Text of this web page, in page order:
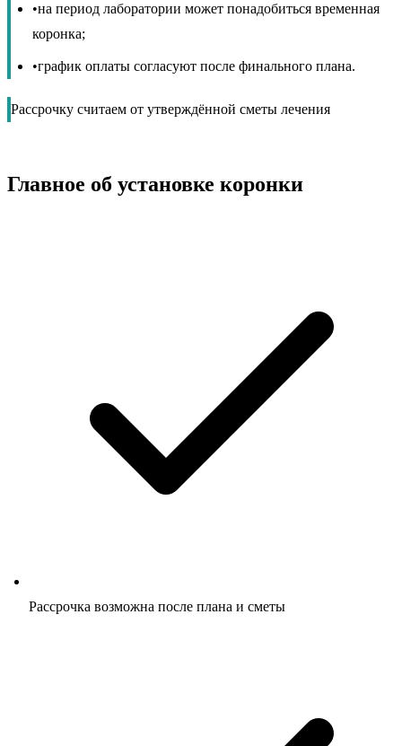
•на период лаборатории может понадобиться временная
коронка;
•график оплаты согласуют после финального плана.
Рассрочку считаем от утверждённой сметы лечения
Главное об установке коронки
Рассрочка возможна после плана и сметы